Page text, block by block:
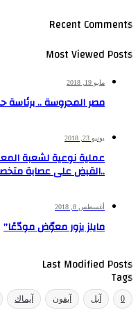
Recent Comments
Most Viewed Posts
مايو 19, 2018
مصر المحروسة .. برئاسة
يونيو 23, 2018
عملية نوعية لشعبة
..القبض على عصابة
أغسطس 8, 2018
مايلز يزور معوّض مودّعًا”
Last Modified Posts
Tags
0 آبل آيفون آيماك